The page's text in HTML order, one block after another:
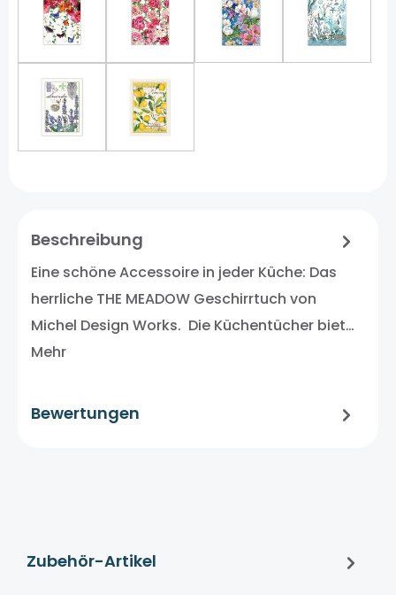
Beschreibung
Eine schöne Accessoire in jeder Küche: Das
herrliche THE MEADOW Geschirrtuch von
Michel Design Works. Die Küchentücher biet…
Mehr
Bewertungen
Zubehör-Artikel